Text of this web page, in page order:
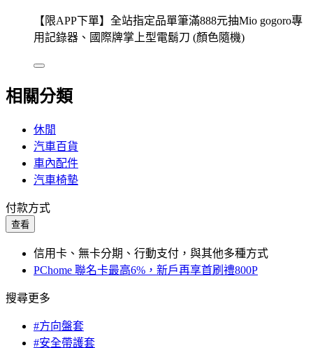
【限APP下單】全站指定品單筆滿888元抽Mio gogoro專
用記錄器、國際牌掌上型電鬍刀 (顏色隨機)
相關分類
休閒
汽車百貨
車內配件
汽車椅墊
付款方式
查看
信用卡、無卡分期、行動支付，與其他多種方式
PChome 聯名卡最高6%，新戶再享首刷禮800P
搜尋更多
#方向盤套
#安全帶護套